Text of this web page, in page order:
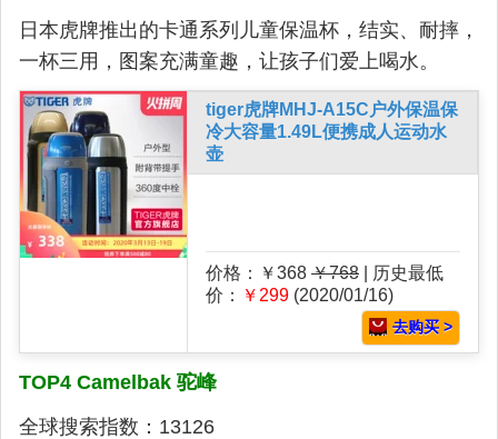
日本虎牌推出的卡通系列儿童保温杯，结实、耐摔，
一杯三用，图案充满童趣，让孩子们爱上喝水。
tiger虎牌MHJ-A15C户外保温保
冷大容量1.49L便携成人运动水
壶
价格：￥368 ￥768 | 历史最低
价：
￥299 (2020/01/16)
去购买 >
TOP4 Camelbak 驼峰
全球搜索指数：13126